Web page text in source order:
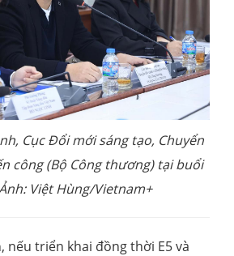
Cục Đổi mới sáng tạo, Chuyển
công (Bộ Công thương) tại buổi
Việt Hùng/Vietnam+
nếu triển khai đồng thời E5 và